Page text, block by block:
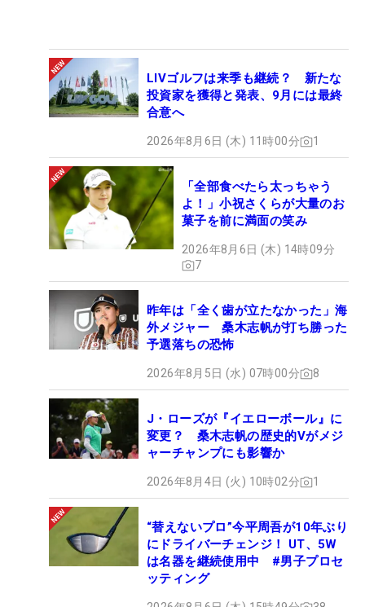
LIVゴルフは来季も継続？ 新たな
投資家を獲得と発表、9月には最終
合意へ
2026年8月6日 (木) 11時00分 1
「全部食べたら太っちゃう
よ！」小祝さくらが大量のお
菓子を前に満面の笑み
2026年8月6日 (木) 14時09分
7
昨年は「全く歯が立たなかった」海
外メジャー 桑木志帆が打ち勝った
予選落ちの恐怖
2026年8月5日 (水) 07時00分 8
J・ローズが『イエローボール』に
変更？ 桑木志帆の歴史的Vがメジ
ャーチャンプにも影響か
2026年8月4日 (火) 10時02分 1
“替えないプロ”今平周吾が10年ぶり
にドライバーチェンジ！ UT、5W
は名器を継続使用中 #男子プロセ
ッティング